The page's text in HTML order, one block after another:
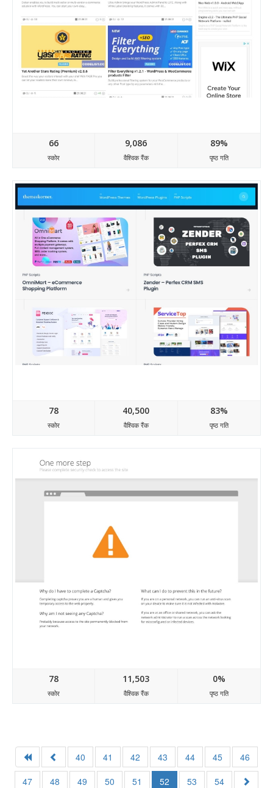
66
स्कोर
9,086
वैश्विक रैंक
89%
पृष्ठ गति
78
स्कोर
40,500
वैश्विक रैंक
83%
पृष्ठ गति
78
स्कोर
11,503
वैश्विक रैंक
0%
पृष्ठ गति
40 41 42 43 44 45
46
47
48 49 50 51 52 53 54